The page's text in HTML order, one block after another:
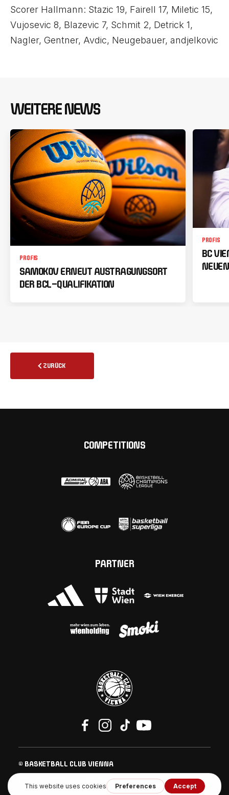
Scorer Hallmann: Stazic 19, Fairell 17, Miletic 15,
Vujosevic 8, Blazevic 7, Schmit 2, Detrick 1,
Nagler, Gentner, Avdic, Neugebauer, andjelkovic
WEITERE NEWS
PROFIS
SAMOKOV ERNEUT AUSTRAGUNGSORT
DER BCL-QUALIFIKATION
PROFIS
BC
ZURÜCK
COMPETITIONS
PARTNER
© BASKETBALL CLUB VIENNA
DATENSCHUTZ